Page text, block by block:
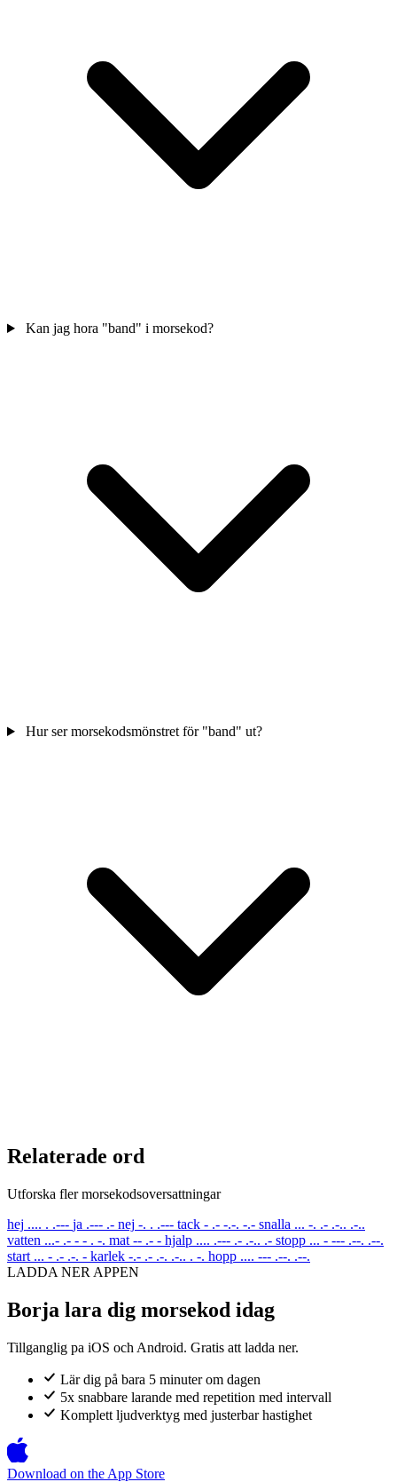
Kan jag hora "band" i morsekod?
Hur ser morsekodsmönstret för "band" ut?
Relaterade ord
Utforska fler morsekodsoversattningar
hej .... . .--- ja .--- .- nej -. . .--- tack - .- -.-. -.- snalla ... -. .- .-.. .-..
vatten ...- .- - - . -. mat -- .- - hjalp .... .--- .- .-.. .- stopp ... - --- .--. .--.
start ... - .- .-. - karlek -.- .- .-. .-.. . -. hopp .... --- .--. .--.
LADDA NER APPEN
Borja lara dig morsekod idag
Tillganglig pa iOS och Android. Gratis att ladda ner.
Lär dig på bara 5 minuter om dagen
5x snabbare larande med repetition med intervall
Komplett ljudverktyg med justerbar hastighet
Download on the App Store